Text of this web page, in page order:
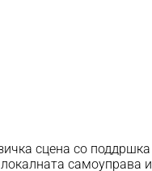
сцена со
самоуправа